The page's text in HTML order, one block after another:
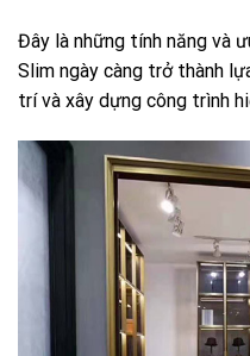
Đây là những tính năng và
Slim ngày càng trở thành
trí và xây dựng công trình